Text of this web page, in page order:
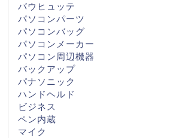
バウヒュッテ
パソコンパーツ
パソコンバッグ
パソコンメーカー
パソコン周辺機器
バックアップ
パナソニック
ハンドヘルド
ビジネス
ペン内蔵
マイク